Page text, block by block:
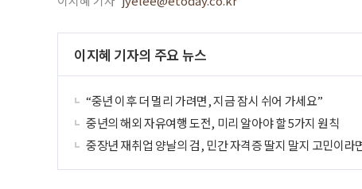
이지혜 기자의 주요 뉴스
“중년 이후 더 멀리 가려면, 지금 잠시 쉬어 가세요”
중년의 해외 자유여행 도전, 미리 알아야 할 5가지 원칙
중장년 재취업 양날의 검, 민간 자격증 딸지 말지 고민이라